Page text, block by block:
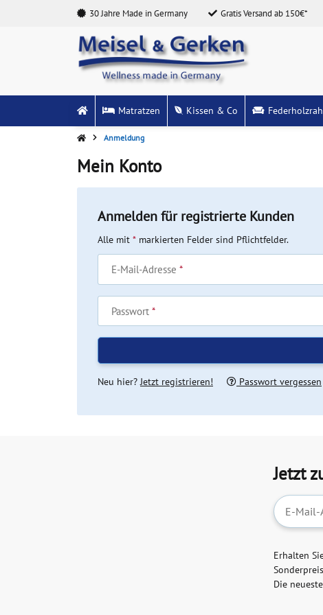
30 Jahre Made in Germany Gratis Versand ab 150€*
Matratzen Kissen & Co
Anmeldung
Mein Konto
Anmelden für registrierte Kunden
Alle mit * markierten Felder sind Pflichtfelder.
E-Mail-Adresse
Passwort
Neu hier?Jetzt registrieren! Passwort vergessen
Jetzt
Erhalten
Die